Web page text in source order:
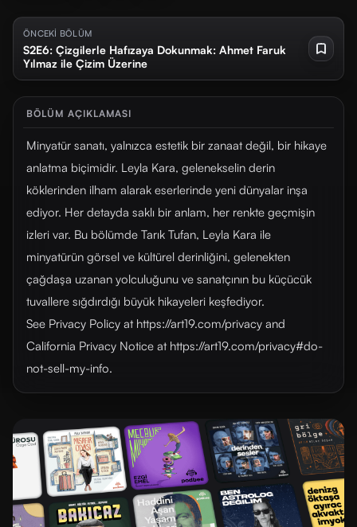
ÖNCEKİ BÖLÜM
S2E6: Çizgilerle Hafızaya Dokunmak: Ahmet Faruk
Yılmaz ile Çizim Üzerine
BÖLÜM AÇIKLAMASI
Minyatür sanatı, yalnızca estetik bir zanaat değil, bir hikaye
anlatma biçimidir. Leyla Kara, gelenekselin derin
köklerinden ilham alarak eserlerinde yeni dünyalar inşa
ediyor. Her detayda saklı bir anlam, her renkte geçmişin
izleri var. Bu bölümde Tarık Tufan, Leyla Kara ile
minyatürün görsel ve kültürel derinliğini, gelenekten
çağdaşa uzanan yolculuğunu ve sanatçının bu küçücük
tuvallere sığdırdığı büyük hikayeleri keşfediyor.
See Privacy Policy at https://art19.com/privacy and
California Privacy Notice at https://art19.com/privacy#do-
not-sell-my-info.